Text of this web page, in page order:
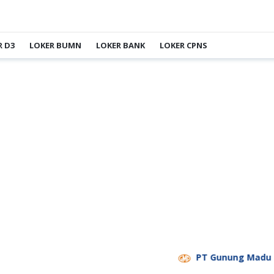
D3 LOKER BUMN LOKER BANK LOKER CPNS
PT Gunung Madu Plantations